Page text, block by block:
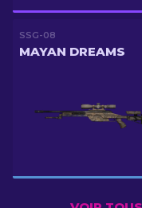
SSG-08
MAYAN DREAMS